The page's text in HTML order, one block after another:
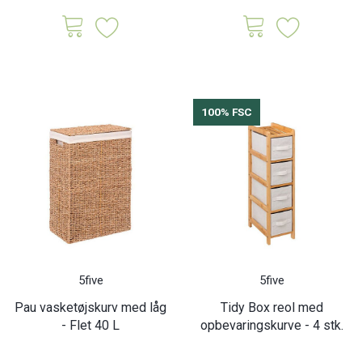
5five
Pau vasketøjskurv med låg
- Flet 40 L
100% FSC
5five
Tidy Box reol med
opbevaringskurve - 4 stk.